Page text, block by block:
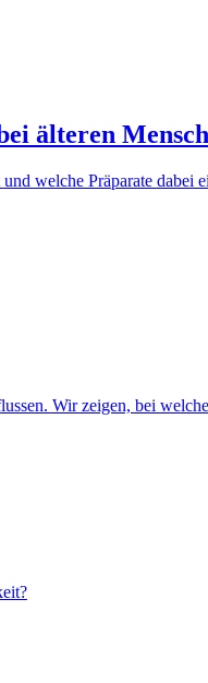
älteren
welche Präparate
Wir zeigen, bei